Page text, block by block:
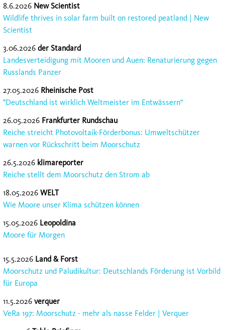
8.6.2026 New Scientist
Wildlife thrives in solar farm built on restored peatland | New
Scientist
3.06.2026 der Standard
Landesverteidigung mit Mooren und Auen: Renaturierung gegen
Russlands Panzer
27.05.2026 Rheinische Post
"Deutschland ist wirklich Weltmeister im Entwässern“
26.05.2026 Frankfurter Rundschau
Reiche streicht Photovoltaik-Förderbonus: Umweltschützer
warnen vor Rückschritt beim Moorschutz
26.5.2026 klimareporter
Reiche stellt dem Moorschutz den Strom ab
18.05.2026 WELT
Wie Moore unser Klima schützen können
15.05.2026 Leopoldina
Moore für Morgen
15.5.2026 Land & Forst
Moorschutz und Paludikultur: Deutschlands Förderung ist Vorbild
für Europa
11.5.2026 verquer
VeRa 197: Moorschutz - mehr als nasse Felder | Verquer